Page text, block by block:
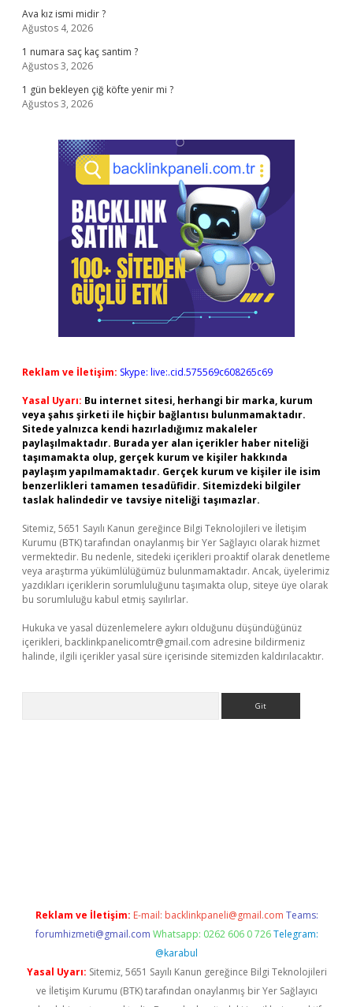
Ava kız ismi midir ?
Ağustos 4, 2026
1 numara saç kaç santim ?
Ağustos 3, 2026
1 gün bekleyen çiğ köfte yenir mi ?
Ağustos 3, 2026
Reklam ve İletişim: Skype: live:.cid.575569c608265c69
Yasal Uyarı: Bu internet sitesi, herhangi bir marka, kurum
veya şahıs şirketi ile hiçbir bağlantısı bulunmamaktadır.
Sitede yalnızca kendi hazırladığımız makaleler
paylaşılmaktadır. Burada yer alan içerikler haber niteliği
taşımamakta olup, gerçek kurum ve kişiler hakkında
paylaşım yapılmamaktadır. Gerçek kurum ve kişiler ile isim
benzerlikleri tamamen tesadüfidir. Sitemizdeki bilgiler
taslak halindedir ve tavsiye niteliği taşımazlar.
Sitemiz, 5651 Sayılı Kanun gereğince Bilgi Teknolojileri ve İletişim
Kurumu (BTK) tarafından onaylanmış bir Yer Sağlayıcı olarak hizmet
vermektedir. Bu nedenle, sitedeki içerikleri proaktif olarak denetleme
veya araştırma yükümlülüğümüz bulunmamaktadır. Ancak, üyelerimiz
yazdıkları içeriklerin sorumluluğunu taşımakta olup, siteye üye olarak
bu sorumluluğu kabul etmiş sayılırlar.
Hukuka ve yasal düzenlemelere aykırı olduğunu düşündüğünüz
içerikleri, backlinkpanelicomtr@gmail.com adresine bildirmeniz
halinde, ilgili içerikler yasal süre içerisinde sitemizden kaldırılacaktır.
Reklam ve İletişim: E-mail: backlinkpaneli@gmail.com Teams:
forumhizmeti@gmail.com Whatsapp: 0262 606 0 726 Telegram:
@karabul
Yasal Uyarı: Sitemiz, 5651 Sayılı Kanun gereğince Bilgi Teknolojileri
ve İletişim Kurumu (BTK) tarafından onaylanmış bir Yer Sağlayıcı